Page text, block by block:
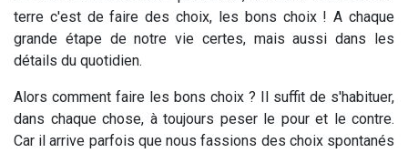
terre c'est de faire des choix, les bons choix ! A chaque
grande étape de notre vie certes, mais aussi dans les
détails du quotidien.
Alors comment faire les bons choix ? Il suffit de s'habituer,
dans chaque chose, à toujours peser le pour et le contre.
Car il arrive parfois que nous fassions des choix spontanés